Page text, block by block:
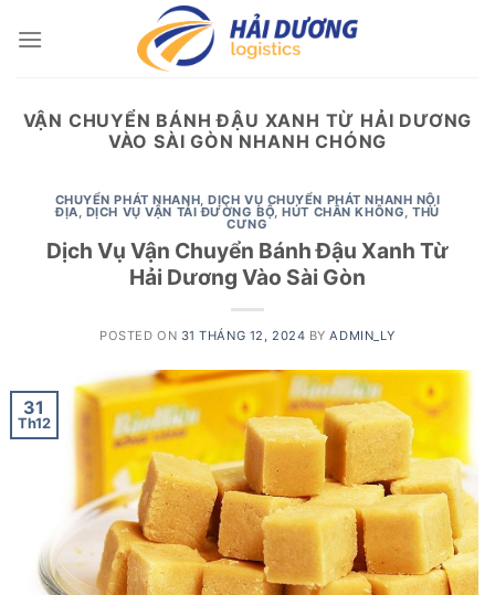
VẬN CHUYỂN BÁNH ĐẬU XANH TỪ HẢI DƯƠNG
VÀO SÀI GÒN NHANH CHÓNG
CHUYỂN PHÁT NHANH,DỊCH VỤ CHUYỂN PHÁT NHANH NỘI
ĐỊA, DỊCH VỤ VẬN TẢI ĐƯỜNG BỘ,HÚT CHÂN KHÔNG,THÚ
CƯNG
Dịch Vụ Vận Chuyển Bánh Đậu Xanh Từ
Hải Dương Vào Sài Gòn
POSTED ON 31 THÁNG 12, 2024 BYADMIN_LY
31
Th12